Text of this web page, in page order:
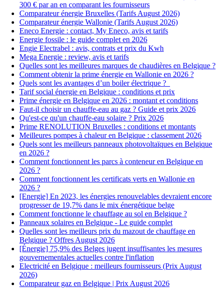
300 € par an en comparant les fournisseurs
Comparateur énergie Bruxelles (Tarifs August 2026)
Comparateur énergie Wallonie (Tarifs August 2026)
Eneco Energie : contact, My Eneco, avis et tarifs
Energie fossile : le guide complet en 2026
Engie Electrabel : avis, contrats et prix du Kwh
Mega Energie : review, avis et tarifs
Quelles sont les meilleures marques de chaudières en Belgique ?
Comment obtenir la prime énergie en Wallonie en 2026 ?
Quels sont les avantages d’un boiler électrique ?
Tarif social énergie en Belgique : conditions et prix
Prime énergie en Belgique en 2026 : montant et conditions
Faut-il choisir un chauffe-eau au gaz ? Guide et prix 2026
Qu'est-ce qu'un chauffe-eau solaire ? Prix 2026
Prime RENOLUTION Bruxelles : conditions et montants
Meilleures pompes à chaleur en Belgique : classement 2026
Quels sont les meilleurs panneaux photovoltaïques en Belgique
en 2026 ?
Comment fonctionnent les parcs à conteneur en Belgique en
2026 ?
Comment fonctionnent les certificats verts en Wallonie en
2026 ?
[Energie] En 2023, les énergies renouvelables devraient encore
progresser de 19,7% dans le mix énergétique belge
Comment fonctionne le chauffage au sol en Belgique ?
Panneaux solaires en Belgique - Le guide complet
Quelles sont les meilleurs prix du mazout de chauffage en
Belgique ? Offres August 2026
[Énergie] 75,9% des Belges jugent insuffisantes les mesures
gouvernementales actuelles contre l'inflation
Electricité en Belgique : meilleurs fournisseurs (Prix August
2026)
Comparateur gaz en Belgique | Prix August 2026